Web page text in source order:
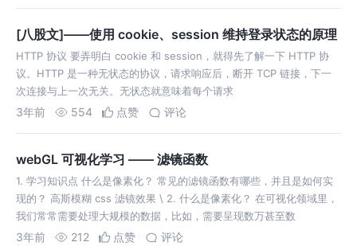
[八股文]——使用 cookie、session 维持登录状态的原理
HTTP 协议 要弄明白 cookie 和 session，就得先了解一下 HTTP 协
议。HTTP 是一种无状态的协议，请求响应后，断开 TCP 链接，下一
次连接与上一次无关。无状态就意味着每个请求
3年前 554 点赞 评论
webGL 可视化学习 —— 滤镜函数
1. 学习知识点 什么是像素化？ 常见的滤镜函数有哪些，并且是如何实
现的？ 高斯模糊 css 滤镜效果 \ 2. 什么是像素化？ 在可视化领域里，
我们常常需要处理大规模的数据，比如，需要呈现数万甚至数
3年前 212 点赞 评论